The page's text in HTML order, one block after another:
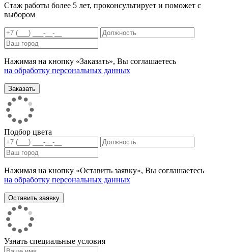
Стаж работы более 5 лет, проконсультирует и поможет с
выбором
Нажимая на кнопку «Заказать», Вы соглашаетесь
на обработку персональных данных
Подбор цвета
Нажимая на кнопку «Оставить заявку», Вы соглашаетесь
на обработку персональных данных
Узнать специальные условия